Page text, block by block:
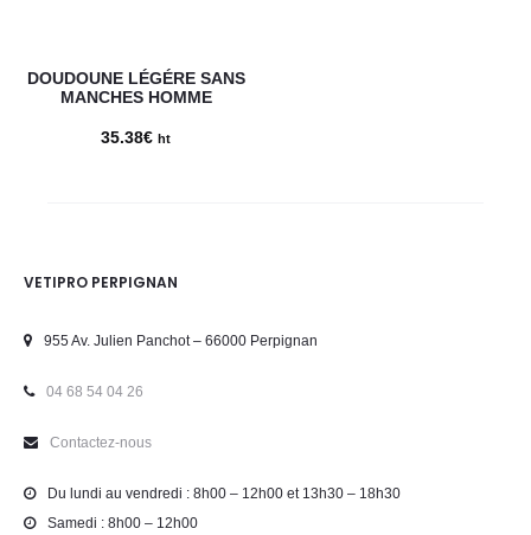
DOUDOUNE LÉGÉRE SANS
MANCHES HOMME
35.38€ ht
VETIPRO PERPIGNAN
955 Av. Julien Panchot – 66000 Perpignan
04 68 54 04 26
Contactez-nous
Du lundi au vendredi : 8h00 – 12h00 et 13h30 – 18h30
Samedi : 8h00 – 12h00